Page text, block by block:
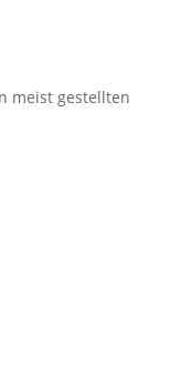
meist gestellten